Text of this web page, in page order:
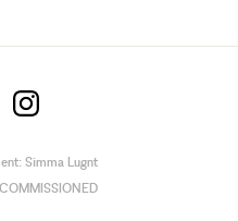
Simma Lugnt